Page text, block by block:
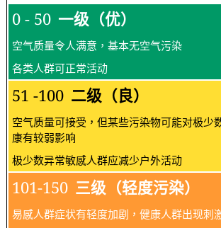
0 - 50 一级（优）
空气质量令人满意，基本无空气污染
各类人群可正常活动
51 -100 二级（良）
空气质量可接受，但某些污染物可能对极少
康有较弱影响
极少数异常敏感人群应减少户外活动
101-150 三级（轻度污染）
易感人群症状有轻度加剧，健康人群出现刺